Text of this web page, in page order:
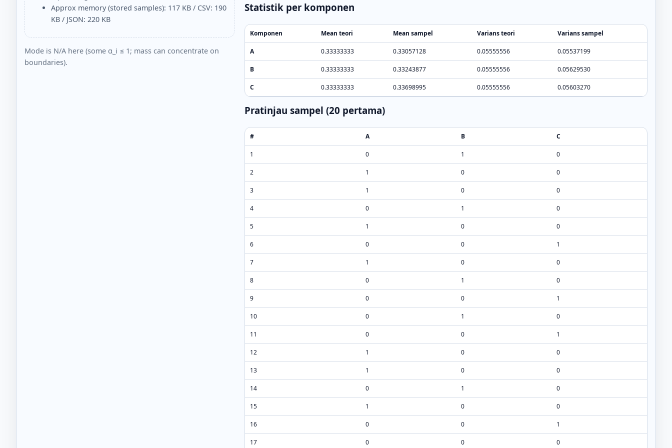
Approx memory (stored samples): 117 KB / CSV: 190
KB / JSON: 220 KB
Mode is N/A here (some α_i ≤ 1; mass can concentrate on
boundaries).
Statistik per komponen
Komponen Mean teori Mean sampel Varians teori Varians sampel
A 0.33333333 0.33057128 0.05555556 0.05537199
B 0.33333333 0.33243877 0.05555556 0.05629530
C 0.33333333 0.33698995 0.05555556 0.05603270
Pratinjau sampel (20 pertama)
# A B C
1 0 1 0
2 1 0 0
3 1 0 0
4 0 1 0
5 1 0 0
6 0 0 1
7 1 0 0
8 0 1 0
9 0 0 1
10 0 1 0
11 0 0 1
12 1 0 0
13 1 0 0
14 0 1 0
15 1 0 0
16 0 0 1
17 0 0 0